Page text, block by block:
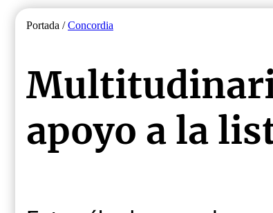
Portada /Concordia
apoyo a la